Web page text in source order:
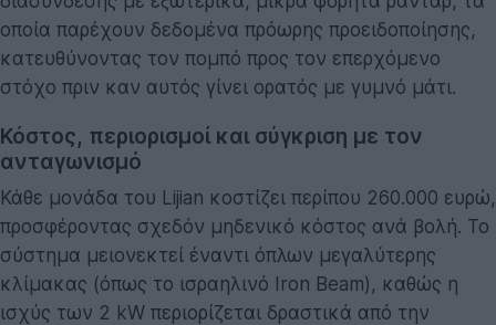
οποία παρέχουν δεδομένα πρόωρης προειδοποίησης,
κατευθύνοντας τον πομπό προς τον επερχόμενο
στόχο πριν καν αυτός γίνει ορατός με γυμνό μάτι.
Κόστος, περιορισμοί και σύγκριση με τον
ανταγωνισμό
Κάθε μονάδα του Lijian κοστίζει περίπου 260.000 ευρώ,
προσφέροντας σχεδόν μηδενικό κόστος ανά βολή. Το
σύστημα μειονεκτεί έναντι όπλων μεγαλύτερης
κλίμακας (όπως το ισραηλινό Iron Beam), καθώς η
ισχύς των 2 kW περιορίζεται δραστικά από την